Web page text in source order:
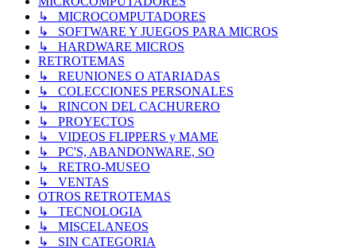
↳ MICROCOMPUTADORES
↳ SOFTWARE Y JUEGOS PARA MICROS
↳ HARDWARE MICROS
RETROTEMAS
↳ REUNIONES O ATARIADAS
↳ COLECCIONES PERSONALES
↳ RINCON DEL CACHURERO
↳ PROYECTOS
↳ VIDEOS FLIPPERS y MAME
↳ PC'S, ABANDONWARE, SO
↳ RETRO-MUSEO
↳ VENTAS
OTROS RETROTEMAS
↳ TECNOLOGIA
↳ MISCELANEOS
↳ SIN CATEGORIA